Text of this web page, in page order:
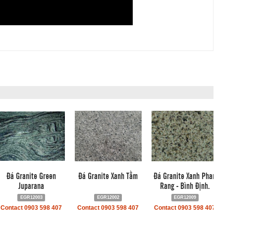
Đá Granite Green
Juparana
EGR12003
Contact 0903 598 407
Đá Granite Xanh Tằm
EGR12002
Contact 0903 598 407
Đá Granite Xanh Phan
Rang - Bình Định.
EGR12009
Contact 0903 598 407